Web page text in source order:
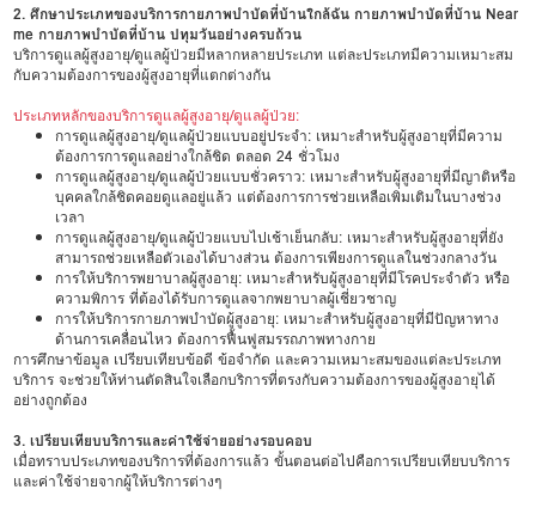
2. ศึกษาประเภทของบริการกายภาพบำบัดที่บ้านใกล้ฉัน กายภาพบำบัดที่บ้าน Near
me กายภาพบำบัดที่บ้าน ปทุมวันอย่างครบถ้วน
บริการดูแลผู้สูงอายุ/ดูแลผู้ป่วยมีหลากหลายประเภท แต่ละประเภทมีความเหมาะสม
กับความต้องการของผู้สูงอายุที่แตกต่างกัน
ประเภทหลักของบริการดูแลผู้สูงอายุ/ดูแลผู้ป่วย:
การดูแลผู้สูงอายุ/ดูแลผู้ป่วยแบบอยู่ประจำ: เหมาะสำหรับผู้สูงอายุที่มีความ
ต้องการการดูแลอย่างใกล้ชิด ตลอด 24 ชั่วโมง
การดูแลผู้สูงอายุ/ดูแลผู้ป่วยแบบชั่วคราว: เหมาะสำหรับผู้สูงอายุที่มีญาติหรือ
บุคคลใกล้ชิดคอยดูแลอยู่แล้ว แต่ต้องการการช่วยเหลือเพิ่มเติมในบางช่วง
เวลา
การดูแลผู้สูงอายุ/ดูแลผู้ป่วยแบบไปเช้าเย็นกลับ: เหมาะสำหรับผู้สูงอายุที่ยัง
สามารถช่วยเหลือตัวเองได้บางส่วน ต้องการเพียงการดูแลในช่วงกลางวัน
การให้บริการพยาบาลผู้สูงอายุ: เหมาะสำหรับผู้สูงอายุที่มีโรคประจำตัว หรือ
ความพิการ ที่ต้องได้รับการดูแลจากพยาบาลผู้เชี่ยวชาญ
การให้บริการกายภาพบำบัดผู้สูงอายุ: เหมาะสำหรับผู้สูงอายุที่มีปัญหาทาง
ด้านการเคลื่อนไหว ต้องการฟื้นฟูสมรรถภาพทางกาย
การศึกษาข้อมูล เปรียบเทียบข้อดี ข้อจำกัด และความเหมาะสมของแต่ละประเภท
บริการ จะช่วยให้ท่านตัดสินใจเลือกบริการที่ตรงกับความต้องการของผู้สูงอายุได้
อย่างถูกต้อง
3. เปรียบเทียบบริการและค่าใช้จ่ายอย่างรอบคอบ
เมื่อทราบประเภทของบริการที่ต้องการแล้ว ขั้นตอนต่อไปคือการเปรียบเทียบบริการ
และค่าใช้จ่ายจากผู้ให้บริการต่างๆ